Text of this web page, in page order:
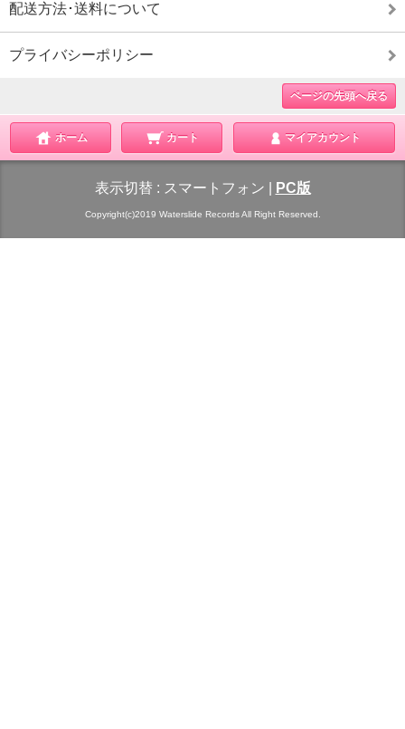
配送方法･送料について
プライバシーポリシー
ページの先頭へ戻る
ホーム カート マイアカウント
表示切替 : スマートフォン PC版
Copyright(c)2019 Waterslide Records All Right Reserved.